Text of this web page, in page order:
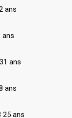
ans
ans
ans
ans
25 ans